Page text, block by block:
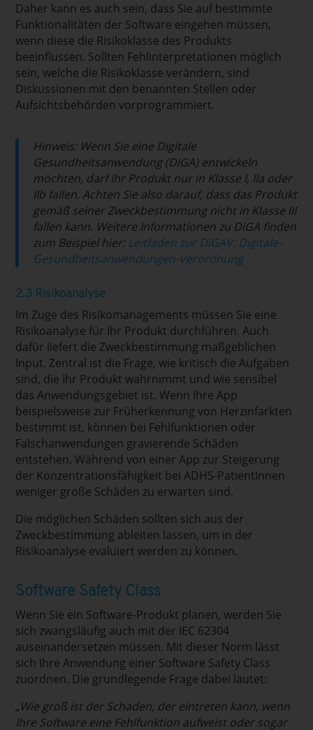
Daher kann es auch sein, dass Sie auf bestimmte
Funktionalitäten der Software eingehen müssen,
wenn diese die Risikoklasse des Produkts
beeinflussen. Sollten Fehlinterpretationen möglich
sein, welche die Risikoklasse verändern, sind
Diskussionen mit den benannten Stellen oder
Aufsichtsbehörden vorprogrammiert.
Hinweis: Wenn Sie eine Digitale
Gesundheitsanwendung (DiGA) entwickeln
möchten, darf Ihr Produkt nur in Klasse I, IIa oder
IIb fallen. Achten Sie also darauf, dass das Produkt
gemäß seiner Zweckbestimmung nicht in Klasse III
fallen kann. Weitere Informationen zu DiGA finden
zum Beispiel hier: Leitfaden zur DiGAV: Digitale-
Gesundheitsanwendungen-Verordnung
2.3 Risikoanalyse
Im Zuge des Risikomanagements müssen Sie eine
Risikoanalyse für Ihr Produkt durchführen. Auch
dafür liefert die Zweckbestimmung maßgeblichen
Input. Zentral ist die Frage, wie kritisch die Aufgaben
sind, die Ihr Produkt wahrnimmt und wie sensibel
das Anwendungsgebiet ist. Wenn Ihre App
beispielsweise zur Früherkennung von Herzinfarkten
bestimmt ist, können bei Fehlfunktionen oder
Falschanwendungen gravierende Schäden
entstehen. Während von einer App zur Steigerung
der Konzentrationsfähigkeit bei ADHS-PatientInnen
weniger große Schäden zu erwarten sind.
Die möglichen Schäden sollten sich aus der
Zweckbestimmung ableiten lassen, um in der
Risikoanalyse evaluiert werden zu können.
Software Safety Class
Wenn Sie ein Software-Produkt planen, werden Sie
sich zwangsläufig auch mit der IEC 62304
auseinandersetzen müssen. Mit dieser Norm lässt
sich Ihre Anwendung einer Software Safety Class
zuordnen. Die grundlegende Frage dabei lautet:
„Wie groß ist der Schaden, der eintreten kann, wenn
Ihre Software eine Fehlfunktion aufweist oder sogar